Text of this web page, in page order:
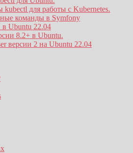
для работы с Kubernetes.
команды в Symfony
Ubuntu 22.04
8.2+ в Ubuntu.
версии 2 на Ubuntu 22.04